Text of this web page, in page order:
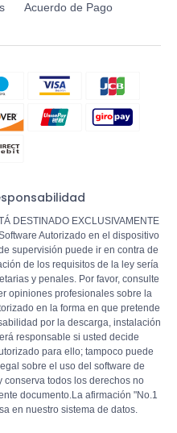
Acuerdo de Pago
DESTINADO EXCLUSIVAMENTE
Autorizado en el dispositivo
supervisión puede ir en contra de
de los requisitos de la ley sería
y penales. Por favor, consulte
opiniones profesionales sobre la
en la forma en que pretende
por la descarga, instalación
responsable si usted decide
para ello; tampoco puede
sobre el uso del software de
conserva todos los derechos no
documento.La afirmación "No.1
en nuestro sistema de datos.